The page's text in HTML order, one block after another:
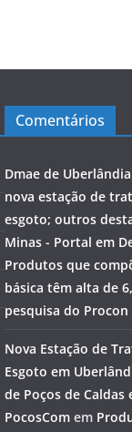
Comentários
Dmae de
nova estação de
esgoto; outros
Minas - Portal em
Produtos que
básica têm alta de
pesquisa do Procon
Nova Estação de
Esgoto em
de Poços de Caldas
PocosCom em